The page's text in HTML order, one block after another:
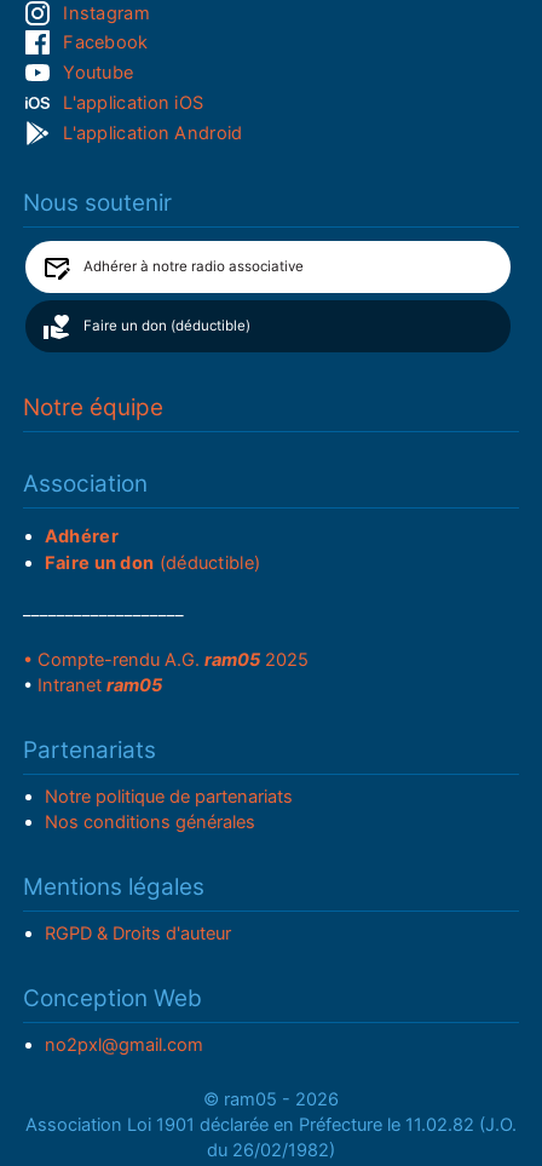
Instagram
Facebook
Youtube
L'application iOS
L'application Android
Nous soutenir
Adhérer à notre radio associative
Faire un don (déductible)
Notre équipe
Association
Adhérer
Faire un don (déductible)
• Compte-rendu A.G.ram05 2025
• Intranetram05
Partenariats
Notre politique de partenariats
Nos conditions générales
Mentions légales
RGPD & Droits d'auteur
Conception Web
no2pxl@gmail.com
© ram05 - 2026
Association Loi 1901 déclarée en Préfecture le 11.02.82 (J.O.
du 26/02/1982)